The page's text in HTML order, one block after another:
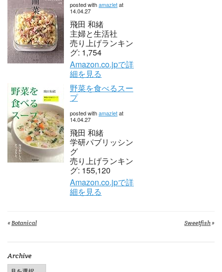
posted withamazletat
14.04.27
飛田 和緒
主婦と生活社
売り上げランキン
グ: 1,754
Amazon.co.jpで詳
細を見る
野菜を食べるスー
プ
posted withamazletat
14.04.27
飛田 和緒
学研パブリッシン
グ
売り上げランキン
グ: 155,120
Amazon.co.jpで詳
細を見る
«Botanical Sweetfish»
Archive